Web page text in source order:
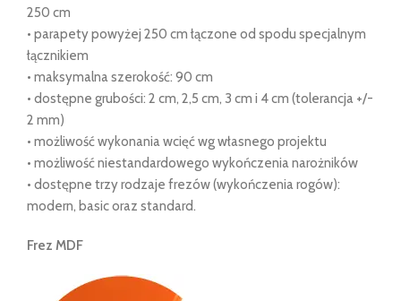
250 cm
• parapety powyżej 250 cm łączone od spodu specjalnym
łącznikiem
• maksymalna szerokość: 90 cm
• dostępne grubości: 2 cm, 2,5 cm, 3 cm i 4 cm (tolerancja +/-
2 mm)
• możliwość wykonania wcięć wg własnego projektu
• możliwość niestandardowego wykończenia narożników
• dostępne trzy rodzaje frezów (wykończenia rogów):
modern, basic oraz standard.
Frez MDF